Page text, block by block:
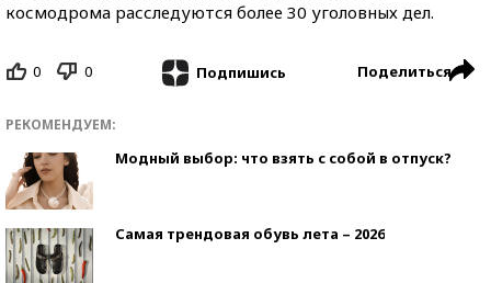
космодрома расследуются более 30 уголовных дел.
0 0 Подпишись Поделиться
РЕКОМЕНДУЕМ:
Модный выбор: что взять с собой в отпуск?
Самая трендовая обувь лета – 2026